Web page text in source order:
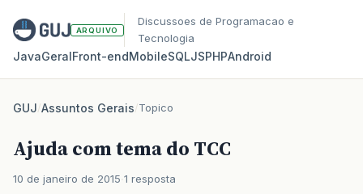
ARQUIVO
Discussoes de Programacao e
Tecnologia
JavaGeralFront‑endMobileSQLJSPHPAndroid
GUJ/Assuntos Gerais/Topico
Ajuda com tema do TCC
10 de janeiro de 2015 1 resposta